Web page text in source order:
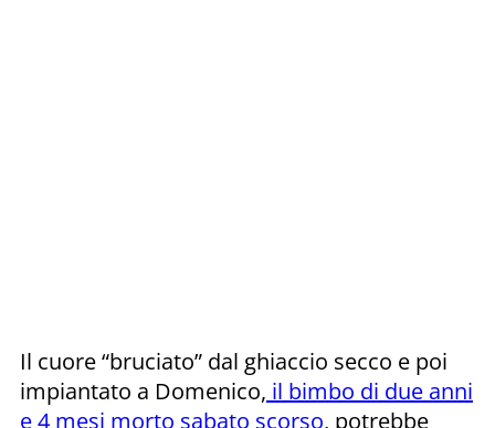
Il cuore “bruciato” dal ghiaccio secco e poi
impiantato a Domenico, il bimbo di due anni
e 4 mesi morto sabato scorso, potrebbe